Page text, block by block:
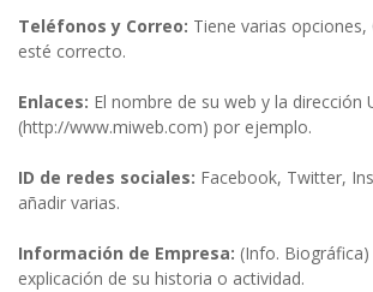
Teléfonos y Correo: Tiene varias
esté correcto.
Enlaces: El nombre de su web y la dirección
(http://www.miweb.com) por ejemplo.
ID de redes sociales: Facebook, Twitter,
añadir varias.
Información de Empresa: (Info.
explicación de su historia o actividad.